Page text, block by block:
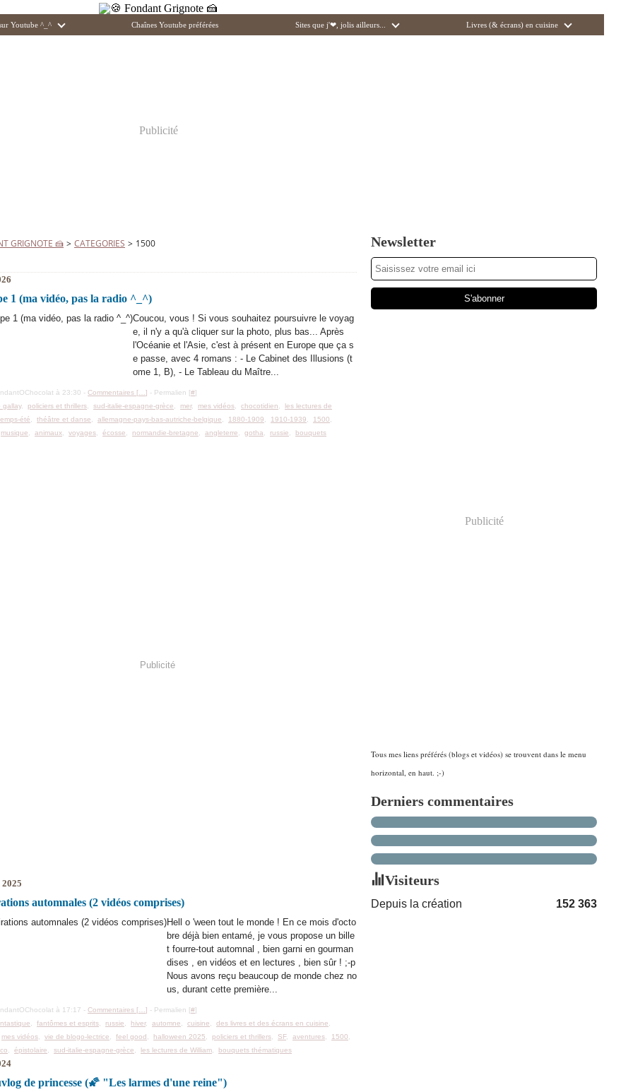
Youtube ^_^ Chaînes Youtube préférées Sites que j'❤, jolis ailleurs... Livres (& écrans) en cuisine
Publicité
GRIGNOTE 🍰 > CATEGORIES > 1500
1 (ma vidéo, pas la radio ^_^)
Coucou, vous ! Si vous souhaitez poursuivre le voyag
e, il n'y a qu'à cliquer sur la photo, plus bas... Après
l'Océanie et l'Asie, c'est à présent en Europe que ça s
e passe, avec 4 romans : - Le Cabinet des Illusions (t
ome 1, B), - Le Tableau du Maître...
à 23:30 -Commentaires [ …] - Permalien [#]
gallay, policiers et thrillers ,sud-italie-espagne-grèce mer, mes vidéos ,chocotidien
les lectures de
été ,théâtre et danse ,allemagne-pays-bas-autriche-belgique 1880-1909 1910-1939 1500
musique ,animaux ,voyages ,écosse normandie-bretagne ,angleterre ,gotha russie
bouquets
Publicité
automnales (2 vidéos comprises)
Hell o 'ween tout le monde ! En ce mois d'octo
bre déjà bien entamé, je vous propose un bille
t fourre-tout automnal , bien garni en gourman
dises , en vidéos et en lectures , bien sûr ! ;-p
Nous avons reçu beaucoup de monde chez no
us, durant cette première...
à 17:17 -Commentaires [ …] - Permalien [#]
,fantômes et esprits russie hiver,automne ,cuisine ,des livres et des écrans en cuisine
mes vidéos ,vie de blogo-lectrice ,feel good halloween 2025 policiers et thrillers SF,aventures 1500
,épistolaire ,sud-italie-espagne-grèce les lectures de William bouquets thématiques
de princesse (🌠 "Les larmes d'une reine")
Newsletter
Publicité
Tous mes liens préférés (blogs et vidéos) se trouvent dans le menu
horizontal, en haut. ;-)
Derniers commentaires
Visiteurs
Depuis la création 152 363